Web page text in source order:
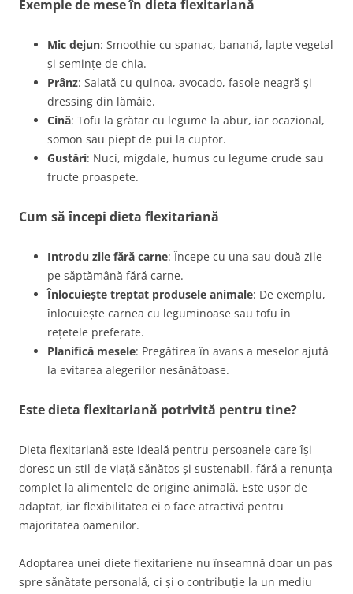
Exemple de mese în dieta flexitariană
Mic dejun: Smoothie cu spanac, banană, lapte vegetal
și semințe de chia.
Prânz: Salată cu quinoa, avocado, fasole neagră și
dressing din lămâie.
Cină: Tofu la grătar cu legume la abur, iar ocazional,
somon sau piept de pui la cuptor.
Gustări: Nuci, migdale, humus cu legume crude sau
fructe proaspete.
Cum să începi dieta flexitariană
Introdu zile fără carne: Începe cu una sau două zile
pe săptămână fără carne.
Înlocuiește treptat produsele animale: De exemplu,
înlocuiește carnea cu leguminoase sau tofu în
rețetele preferate.
Planifică mesele: Pregătirea în avans a meselor ajută
la evitarea alegerilor nesănătoase.
Este dieta flexitariană potrivită pentru tine?
Dieta flexitariană este ideală pentru persoanele care își
doresc un stil de viață sănătos și sustenabil, fără a renunța
complet la alimentele de origine animală. Este ușor de
adaptat, iar flexibilitatea ei o face atractivă pentru
majoritatea oamenilor.
Adoptarea unei diete flexitariene nu înseamnă doar un pas
spre sănătate personală, ci și o contribuție la un mediu